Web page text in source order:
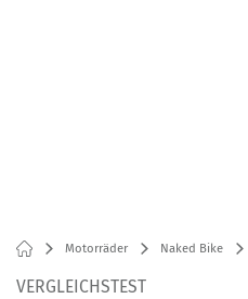
Motorräder Naked Bike
VERGLEICHSTEST